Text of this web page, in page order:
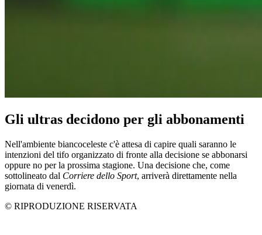
Gli ultras decidono per gli abbonamenti
Nell'ambiente biancoceleste c'è attesa di capire quali saranno le
intenzioni del tifo organizzato di fronte alla decisione se abbonarsi
oppure no per la prossima stagione. Una decisione che, come
sottolineato dal Corriere dello Sport, arriverà direttamente nella
giornata di venerdì.
© RIPRODUZIONE RISERVATA